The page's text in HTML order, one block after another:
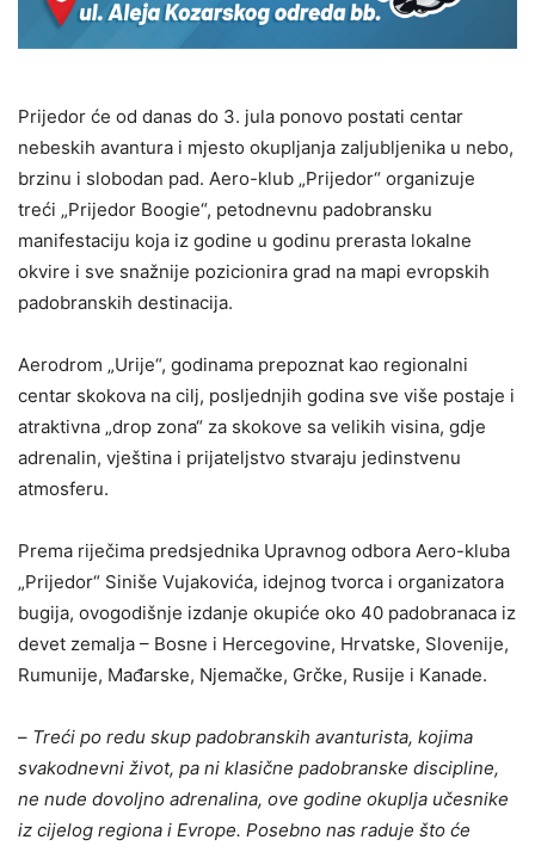
Prijedor će od danas do 3. jula ponovo postati centar
nebeskih avantura i mjesto okupljanja zaljubljenika u nebo,
brzinu i slobodan pad. Aero-klub „Prijedor“ organizuje
treći „Prijedor Boogie“, petodnevnu padobransku
manifestaciju koja iz godine u godinu prerasta lokalne
okvire i sve snažnije pozicionira grad na mapi evropskih
padobranskih destinacija.
Aerodrom „Urije“, godinama prepoznat kao regionalni
centar skokova na cilj, posljednjih godina sve više postaje i
atraktivna „drop zona“ za skokove sa velikih visina, gdje
adrenalin, vještina i prijateljstvo stvaraju jedinstvenu
atmosferu.
Prema riječima predsjednika Upravnog odbora Aero-kluba
„Prijedor“ Siniše Vujakovića, idejnog tvorca i organizatora
bugija, ovogodišnje izdanje okupiće oko 40 padobranaca iz
devet zemalja – Bosne i Hercegovine, Hrvatske, Slovenije,
Rumunije, Mađarske, Njemačke, Grčke, Rusije i Kanade.
– Treći po redu skup padobranskih avanturista, kojima
svakodnevni život, pa ni klasične padobranske discipline,
ne nude dovoljno adrenalina, ove godine okuplja učesnike
iz cijelog regiona i Evrope. Posebno nas raduje što će